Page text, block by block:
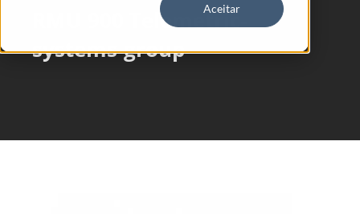
Aceitar
RMU 900 Telemetric-
systems-group